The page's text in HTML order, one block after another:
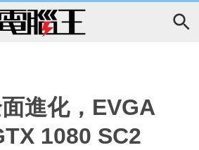
進化，EVGA
1080 SC2